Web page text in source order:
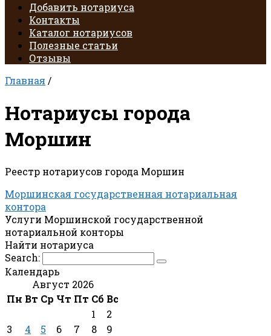
Добавить нотариуса
Контакты
Каталог нотариусов
Полезные статьи
Отзывы
Главная /
Нотариусы города
Моршин
Реестр нотариусов города Моршин
Моршинская государственная нотариальная
контора
Услуги Моршинской государственной
нотариальной конторы
Найти нотариуса
Search:
Календарь
Август 2026
Пн Вт Ср Чт Пт Сб Вс
1
2
3
4 5 6 7 8
9